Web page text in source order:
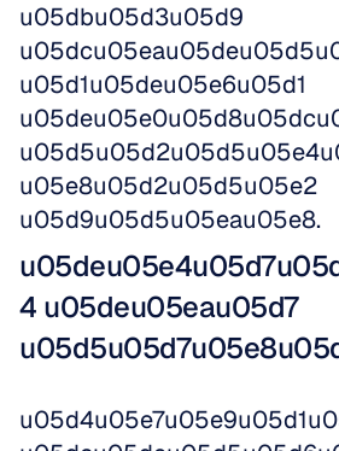
u05dbu05d3u05d9
u05d1u05deu05e6u05d1
u05e8u05d2u05d5u05e2
u05d9u05d5u05eau05e8.
4 u05deu05eau05d7